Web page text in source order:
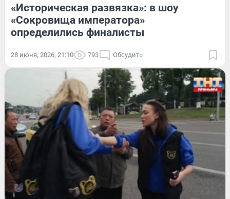
«Историческая развязка»: в шоу
«Сокровища императора»
определились финалисты
28 июня, 2026, 21:10 793 Обсудить